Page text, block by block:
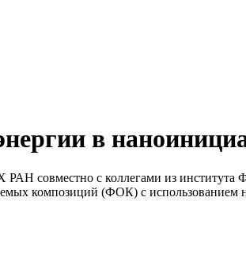
в
РАН совместно с коллегами из
композиций (ФОК) с